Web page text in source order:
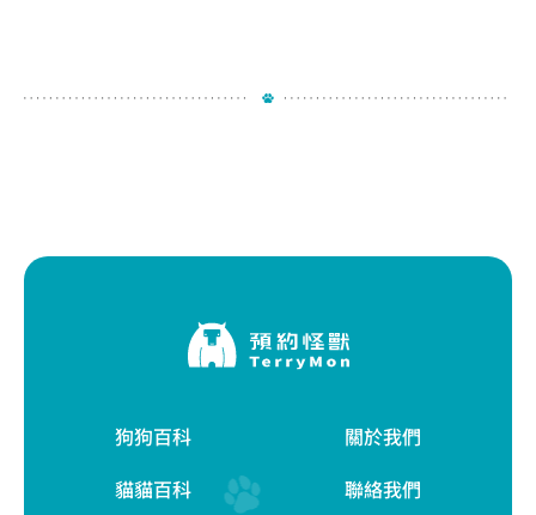
狗狗百科
貓貓百科
關於我們
聯絡我們